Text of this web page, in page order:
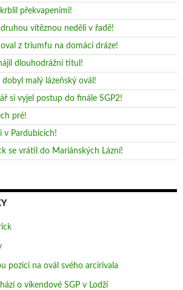
překvapeními!
vítěznou neděli v řadě!
z triumfu na domácí dráze!
dlouhodrážní titul!
malý lázeňský ovál!
si vyjel postup do finále SGP2!
pré!
v Pardubicích!
se vrátil do Mariánských Lázní!
pozici na ovál svého arcirivala
o víkendové SGP v Lodži